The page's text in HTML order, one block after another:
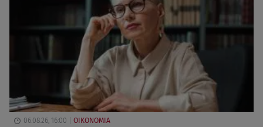
06.08.26, 16:00 ΟΙΚΟΝΟΜΙΑ